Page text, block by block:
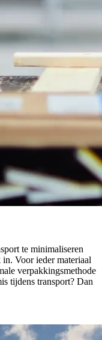
te minimaliseren
Voor ieder materiaal
verpakkingsmethode
tijdens transport? Dan